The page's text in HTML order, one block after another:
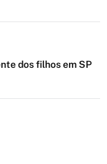
dos filhos em SP